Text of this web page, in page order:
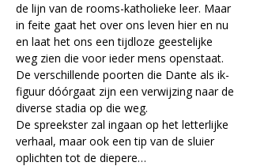
de lijn van de rooms-katholieke leer. Maar
in feite gaat het over ons leven hier en nu
en laat het ons een tijdloze geestelijke
weg zien die voor ieder mens openstaat.
De verschillende poorten die Dante als ik-
figuur dóórgaat zijn een verwijzing naar de
diverse stadia op die weg.
De spreekster zal ingaan op het letterlijke
verhaal, maar ook een tip van de sluier
oplichten tot de diepere…